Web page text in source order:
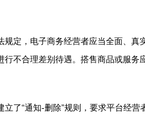
定，电子商务经营者应当全面、
不合理差别待遇。搭售商品或服
了“通知-删除”规则，要求平台经